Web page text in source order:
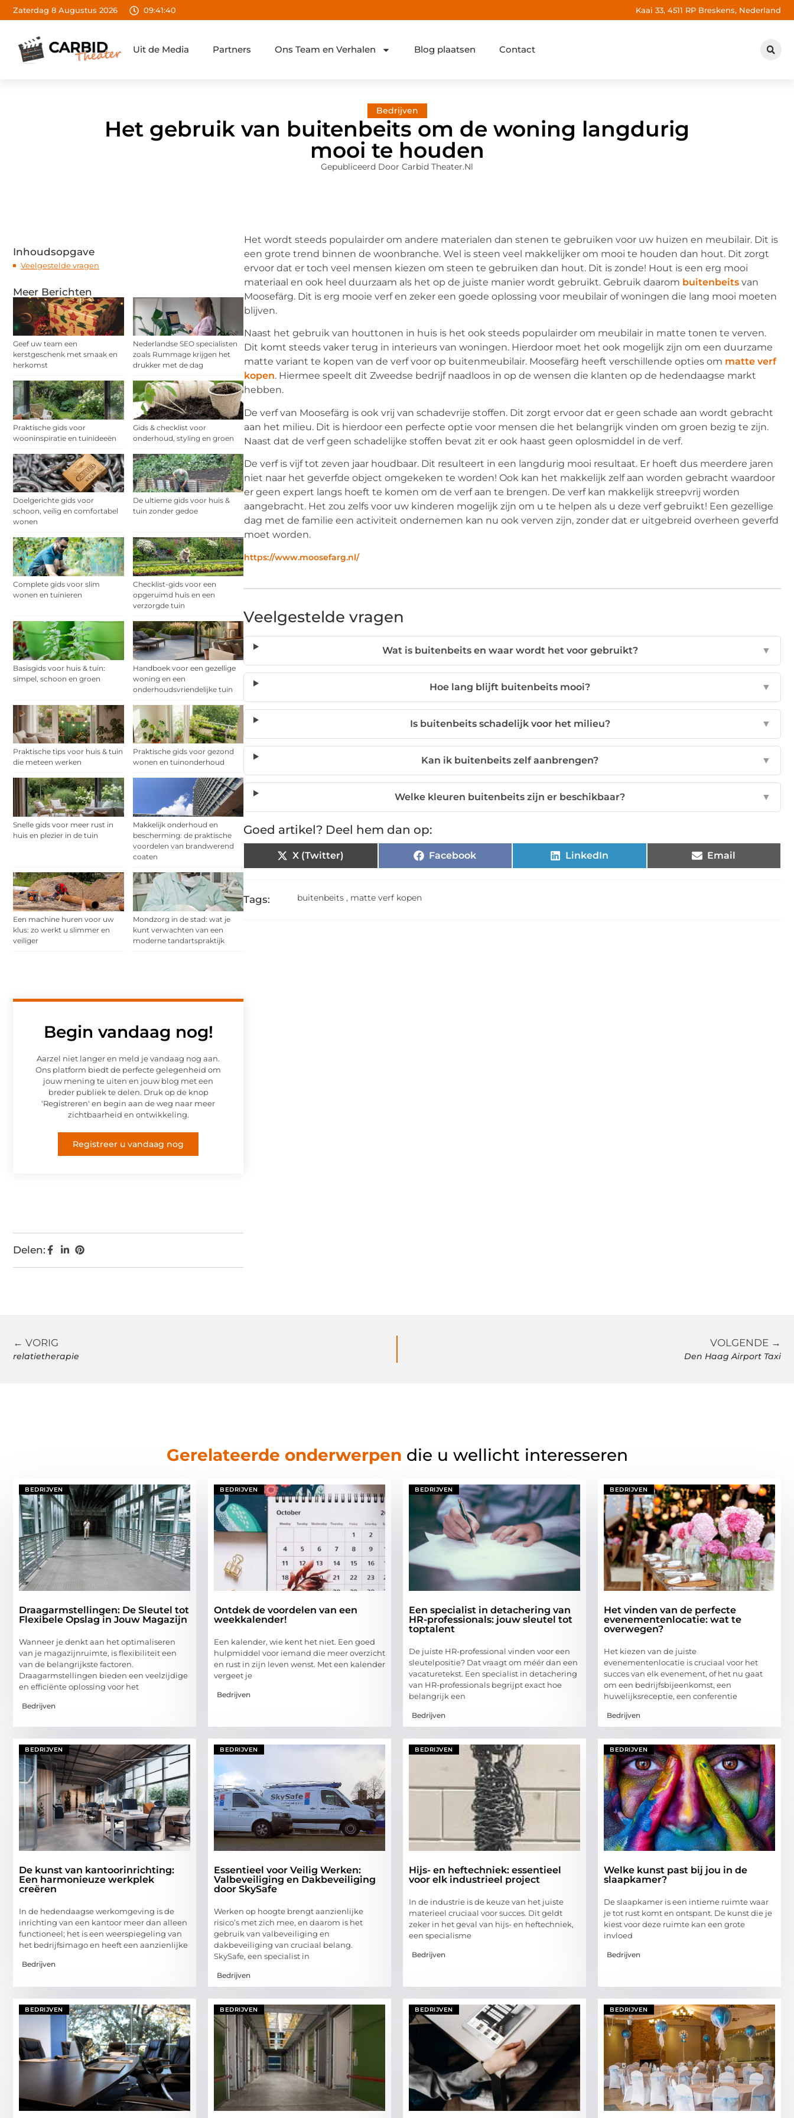
Zaterdag 8 Augustus 2026 09:41:41 Kaai 33, 4511 RP Breskens, Nederland
Uit de Media Partners Ons Team en Verhalen Blog plaatsen Contact
Bedrijven
Het gebruik van buitenbeits om de woning langdurig
mooi te houden
Gepubliceerd Door Carbid Theater.nl
Inhoudsopgave
Veelgestelde vragen
Meer Berichten
Geef uw team een
kerstgeschenk met smaak en
herkomst
Nederlandse SEO specialisten
zoals Rummage krijgen het
drukker met de dag
Praktische gids voor
wooninspiratie en tuinideeën
Gids & checklist voor
onderhoud, styling en groen
Doelgerichte gids voor
schoon, veilig en comfortabel
wonen
De ultieme gids voor huis &
tuin zonder gedoe
Complete gids voor slim
wonen en tuinieren
Checklist-gids voor een
opgeruimd huis en een
verzorgde tuin
Basisgids voor huis & tuin:
simpel, schoon en groen
Handboek voor een gezellige
woning en een
onderhoudsvriendelijke tuin
Praktische tips voor huis & tuin
die meteen werken
Praktische gids voor gezond
wonen en tuinonderhoud
Snelle gids voor meer rust in
huis en plezier in de tuin
Makkelijk onderhoud en
bescherming: de praktische
voordelen van brandwerend
coaten
Een machine huren voor uw
klus: zo werkt u slimmer en
veiliger
Mondzorg in de stad: wat je
kunt verwachten van een
moderne tandartspraktijk
Begin vandaag nog!
Aarzel niet langer en meld je vandaag nog aan.
Ons platform biedt de perfecte gelegenheid om
jouw mening te uiten en jouw blog met een
breder publiek te delen. Druk op de knop
'Registreren' en begin aan de weg naar meer
zichtbaarheid en ontwikkeling.
Registreer u vandaag nog
Delen:
Het wordt steeds populairder om andere materialen dan stenen te gebruiken voor uw huizen en meubilair. Dit is
een grote trend binnen de woonbranche. Wel is steen veel makkelijker om mooi te houden dan hout. Dit zorgt
ervoor dat er toch veel mensen kiezen om steen te gebruiken dan hout. Dit is zonde! Hout is een erg mooi
materiaal en ook heel duurzaam als het op de juiste manier wordt gebruikt. Gebruik daarom buitenbeits van
Moosefärg. Dit is erg mooie verf en zeker een goede oplossing voor meubilair of woningen die lang mooi moeten
blijven.
Naast het gebruik van houttonen in huis is het ook steeds populairder om meubilair in matte tonen te verven.
Dit komt steeds vaker terug in interieurs van woningen. Hierdoor moet het ook mogelijk zijn om een duurzame
matte variant te kopen van de verf voor op buitenmeubilair. Moosefärg heeft verschillende opties om matte verf
kopen. Hiermee speelt dit Zweedse bedrijf naadloos in op de wensen die klanten op de hedendaagse markt
hebben.
De verf van Moosefärg is ook vrij van schadevrije stoffen. Dit zorgt ervoor dat er geen schade aan wordt gebracht
aan het milieu. Dit is hierdoor een perfecte optie voor mensen die het belangrijk vinden om groen bezig te zijn.
Naast dat de verf geen schadelijke stoffen bevat zit er ook haast geen oplosmiddel in de verf.
De verf is vijf tot zeven jaar houdbaar. Dit resulteert in een langdurig mooi resultaat. Er hoeft dus meerdere jaren
niet naar het geverfde object omgekeken te worden! Ook kan het makkelijk zelf aan worden gebracht waardoor
er geen expert langs hoeft te komen om de verf aan te brengen. De verf kan makkelijk streepvrij worden
aangebracht. Het zou zelfs voor uw kinderen mogelijk zijn om u te helpen als u deze verf gebruikt! Een gezellige
dag met de familie een activiteit ondernemen kan nu ook verven zijn, zonder dat er uitgebreid overheen geverfd
moet worden.
https://www.moosefarg.nl/
Veelgestelde vragen
Wat is buitenbeits en waar wordt het voor gebruikt? ▼
Hoe lang blijft buitenbeits mooi? ▼
Is buitenbeits schadelijk voor het milieu? ▼
Kan ik buitenbeits zelf aanbrengen? ▼
Welke kleuren buitenbeits zijn er beschikbaar? ▼
Goed artikel? Deel hem dan op:
X (Twitter) Facebook LinkedIn Email
Tags: buitenbeits , matte verf kopen
← VORIG
relatietherapie
VOLGENDE →
Den Haag Airport Taxi
Gerelateerde onderwerpen die u wellicht interesseren
BEDRIJVEN
Draagarmstellingen: De Sleutel tot
Flexibele Opslag in Jouw Magazijn
Wanneer je denkt aan het optimaliseren
van je magazijnruimte, is flexibiliteit een
van de belangrijkste factoren.
Draagarmstellingen bieden een veelzijdige
en efficiënte oplossing voor het
Bedrijven
BEDRIJVEN
Ontdek de voordelen van een
weekkalender!
Een kalender, wie kent het niet. Een goed
hulpmiddel voor iemand die meer overzicht
en rust in zijn leven wenst. Met een kalender
vergeet je
Bedrijven
BEDRIJVEN
Een specialist in detachering van
HR-professionals: jouw sleutel tot
toptalent
De juiste HR-professional vinden voor een
sleutelpositie? Dat vraagt om méér dan een
vacaturetekst. Een specialist in detachering
van HR-professionals begrijpt exact hoe
belangrijk een
Bedrijven
BEDRIJVEN
Het vinden van de perfecte
evenementenlocatie: wat te
overwegen?
Het kiezen van de juiste
evenementenlocatie is cruciaal voor het
succes van elk evenement, of het nu gaat
om een bedrijfsbijeenkomst, een
huwelijksreceptie, een conferentie
Bedrijven
BEDRIJVEN
De kunst van kantoorinrichting:
Een harmonieuze werkplek
creëren
In de hedendaagse werkomgeving is de
inrichting van een kantoor meer dan alleen
functioneel; het is een weerspiegeling van
het bedrijfsimago en heeft een aanzienlijke
Bedrijven
BEDRIJVEN
Essentieel voor Veilig Werken:
Valbeveiliging en Dakbeveiliging
door SkySafe
Werken op hoogte brengt aanzienlijke
risico’s met zich mee, en daarom is het
gebruik van valbeveiliging en
dakbeveiliging van cruciaal belang.
SkySafe, een specialist in
Bedrijven
BEDRIJVEN
Hijs- en heftechniek: essentieel
voor elk industrieel project
In de industrie is de keuze van het juiste
materieel cruciaal voor succes. Dit geldt
zeker in het geval van hijs- en heftechniek,
een specialisme
Bedrijven
BEDRIJVEN
Welke kunst past bij jou in de
slaapkamer?
De slaapkamer is een intieme ruimte waar
je tot rust komt en ontspant. De kunst die je
kiest voor deze ruimte kan een grote
invloed
Bedrijven
BEDRIJVEN BEDRIJVEN BEDRIJVEN BEDRIJVEN